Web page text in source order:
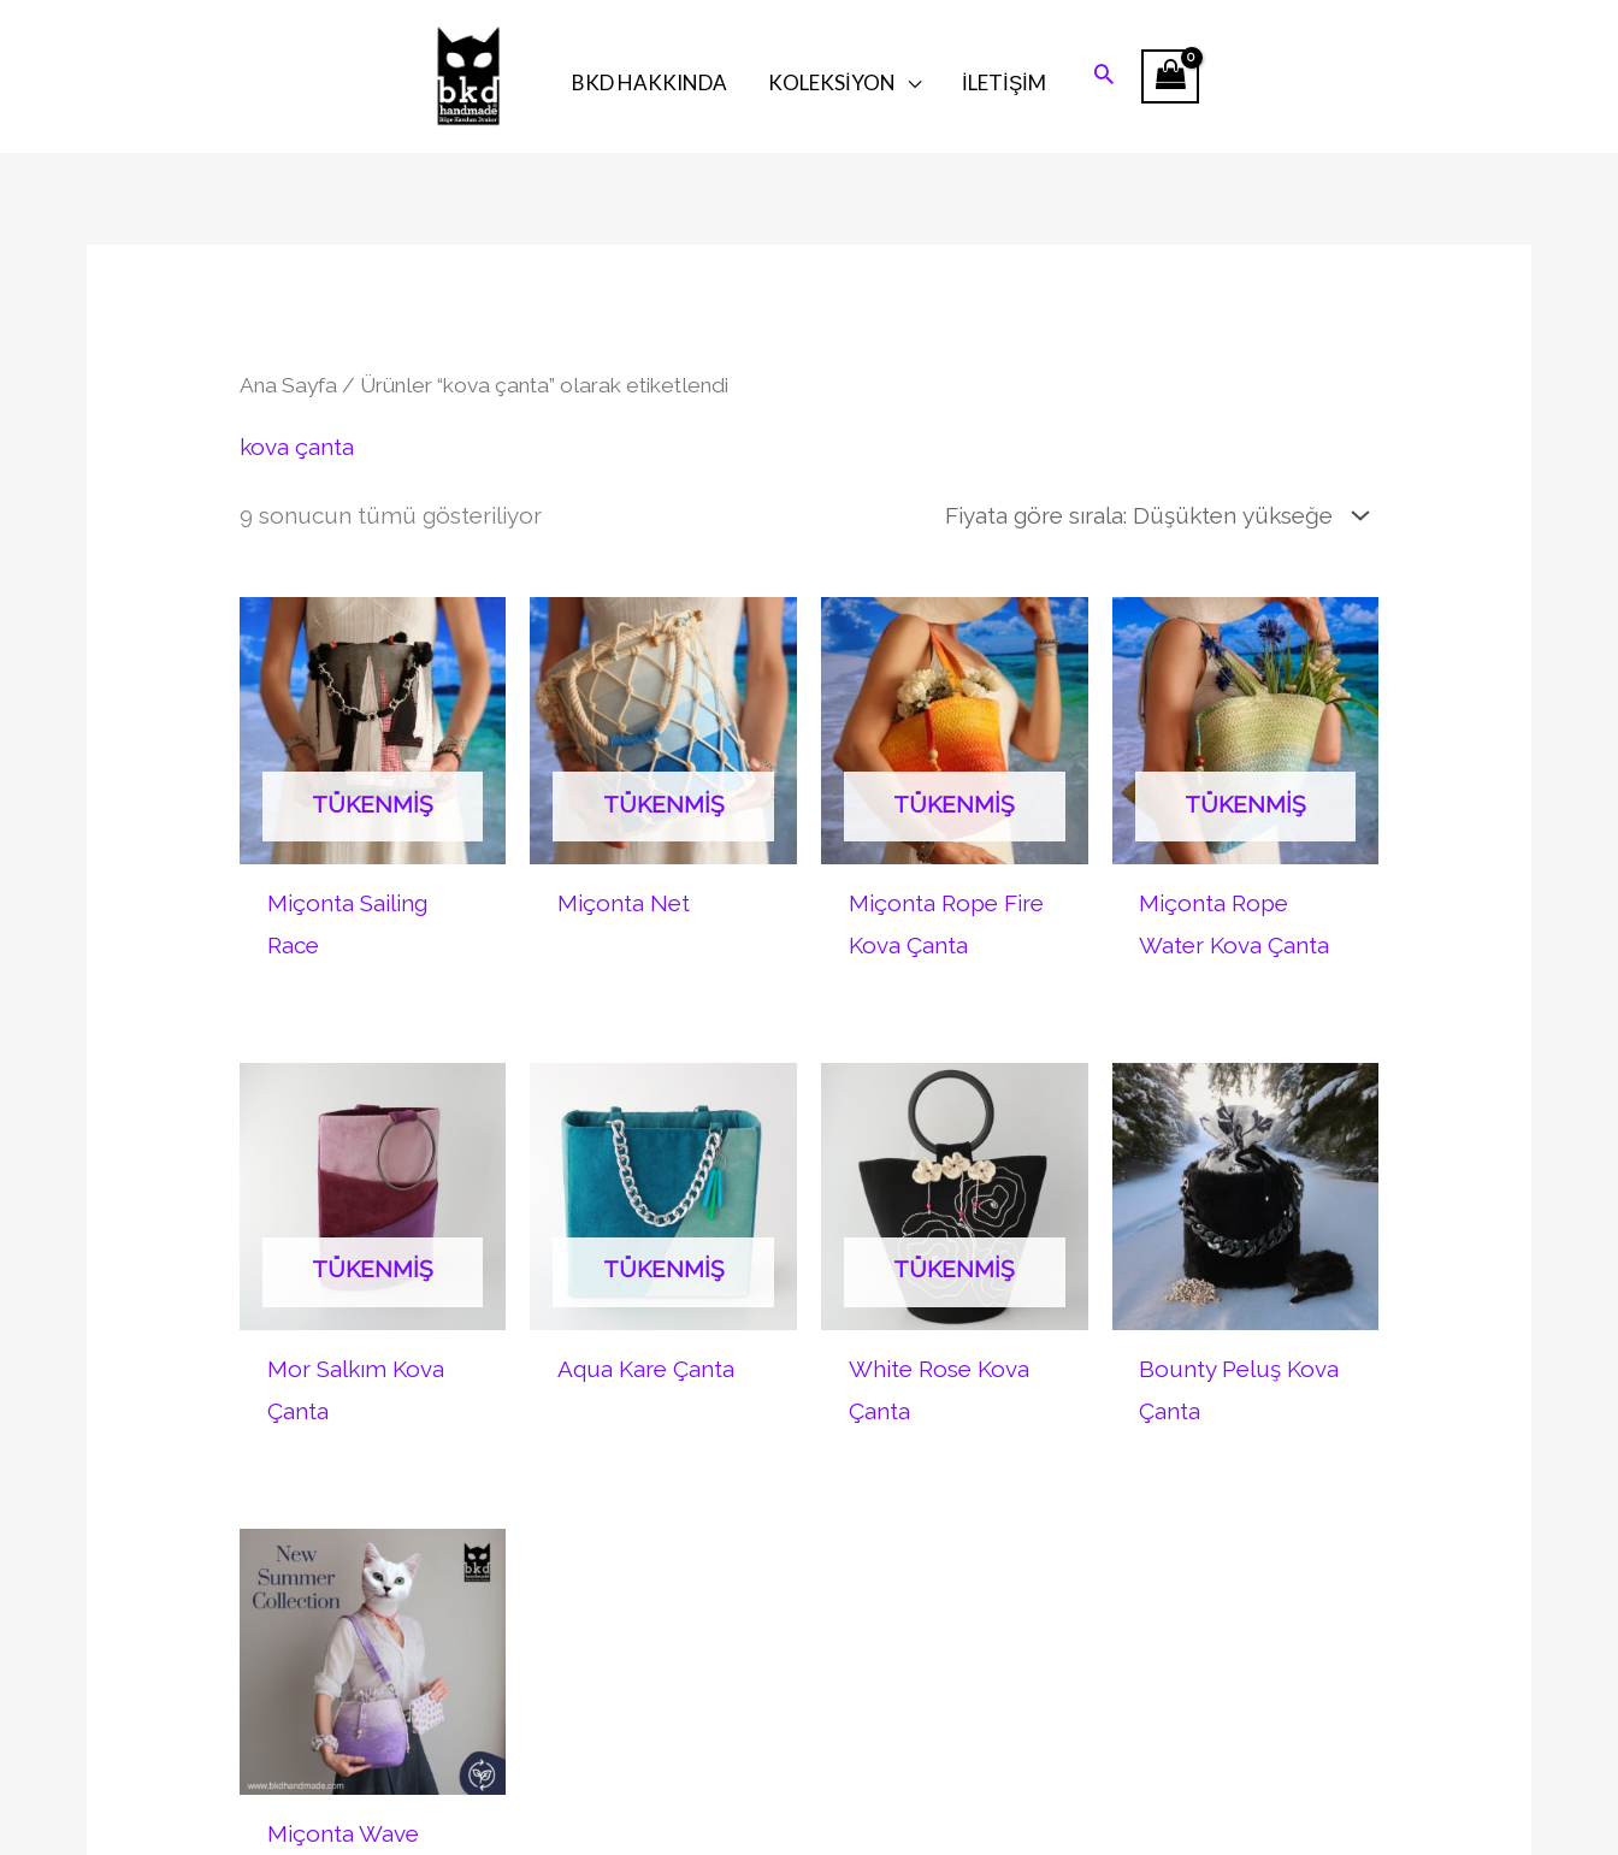
BKD HAKKINDA KOLEKSIYON İLETIŞIM
Ana Sayfa/ Ürünler “kova çanta” olarak etiketlendi
kova çanta
9 sonucun tümü gösteriliyor
TÜKENMIŞ
Miçonta Sailing
Race
TÜKENMIŞ
Miçonta Net
TÜKENMIŞ
Miçonta Rope Fire
Kova Çanta
TÜKENMIŞ
Miçonta Rope
Water Kova Çanta
TÜKENMIŞ
Mor Salkım Kova
Çanta
TÜKENMIŞ
Aqua Kare Çanta
TÜKENMIŞ
White Rose Kova
Çanta
Bounty Peluş Kova
Çanta
Miçonta Wave